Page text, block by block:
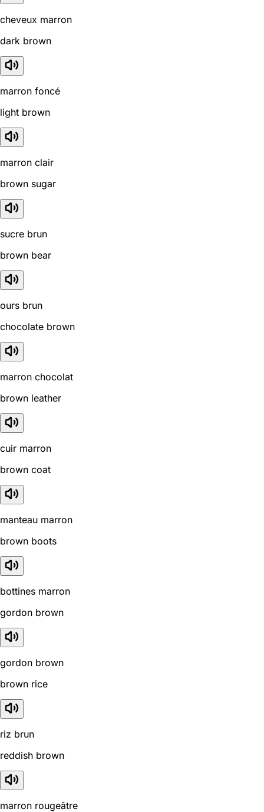
cheveux marron
dark brown
marron foncé
light brown
marron clair
brown sugar
sucre brun
brown bear
ours brun
chocolate brown
marron chocolat
brown leather
cuir marron
brown coat
manteau marron
brown boots
bottines marron
gordon brown
gordon brown
brown rice
riz brun
reddish brown
marron rougeâtre